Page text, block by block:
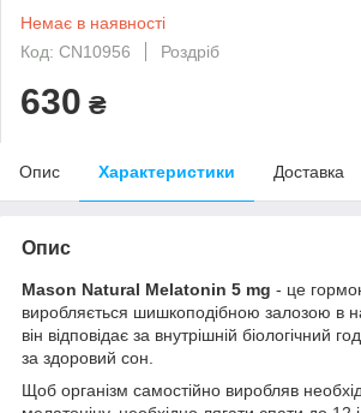
Немає в наявності
Код: CN10956
Роздріб
630 ₴
Опис Характеристики Доставка
Опис
Mason Natural Melatonin 5 mg - це
виробляється шишкоподібною залозою в
він відповідає за внутрішній біологічний
за здоровий сон.
Щоб організм самостійно виробляв